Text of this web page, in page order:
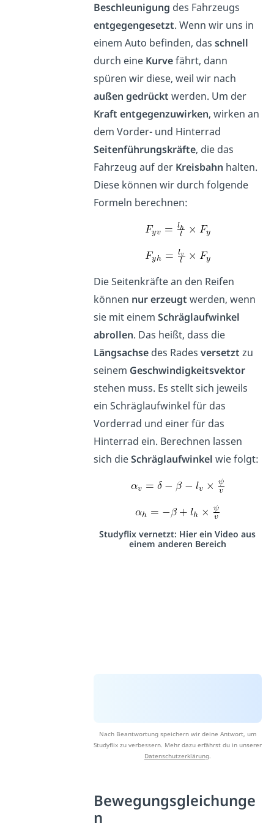
Beschleunigung des Fahrzeugs
entgegengesetzt. Wenn wir uns in
einem Auto befinden, das schnell
durch eine Kurvefährt, dann
spüren wir diese, weil wir nach
außen gedrückt werden. Um der
Kraft entgegenzuwirken, wirken an
dem Vorder- und Hinterrad
Seitenführungskräfte, die das
Fahrzeug auf der Kreisbahn halten.
Diese können wir durch folgende
Formeln berechnen:
Die Seitenkräfte an den Reifen
können nur erzeugt werden, wenn
sie mit einem Schräglaufwinkel
abrollen. Das heißt, dass die
Längsachsedes Rades versetzt zu
seinem Geschwindigkeitsvektor
stehen muss. Es stellt sich jeweils
ein Schräglaufwinkel für das
Vorderrad und einer für das
Hinterrad ein. Berechnen lassen
sich dieSchräglaufwinkel wie folgt:
Studyflix vernetzt: Hier ein Video aus
einem anderen Bereich
Nach Beantwortung speichern wir deine Antwort, um
Studyflix zu verbessern. Mehr dazu erfährst du in unserer
Datenschutzerklärung.
Bewegungsgleichunge
n